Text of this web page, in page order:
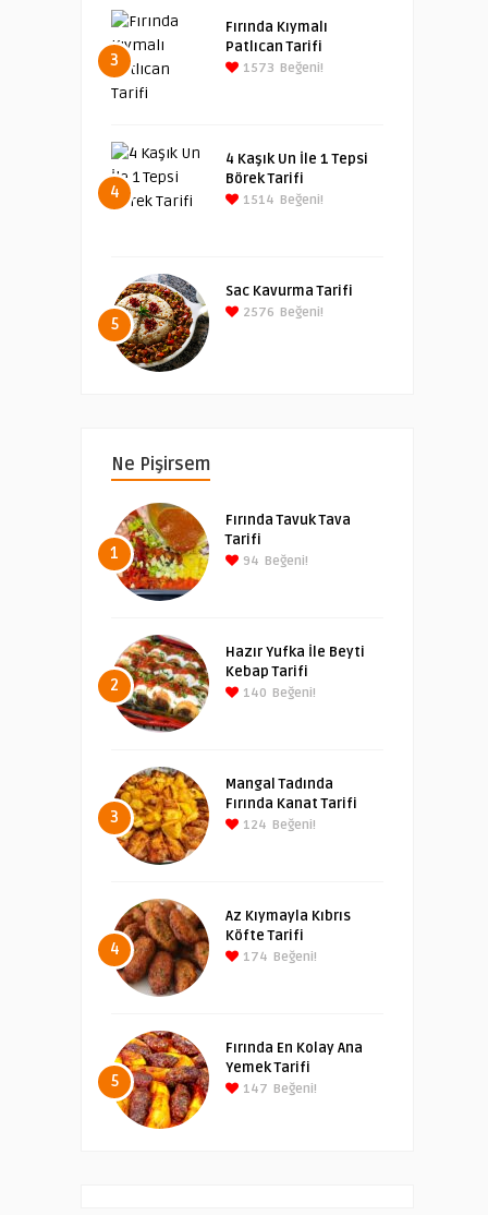
3
Fırında Kıymalı
Patlıcan Tarifi
1573 Beğeni!
4
4 Kaşık Un İle 1 Tepsi
Börek Tarifi
1514 Beğeni!
5
Sac Kavurma Tarifi
2576 Beğeni!
Ne Pişirsem
1
Fırında Tavuk Tava
Tarifi
94 Beğeni!
2
Hazır Yufka İle Beyti
Kebap Tarifi
140 Beğeni!
3
Mangal Tadında
Fırında Kanat Tarifi
124 Beğeni!
4
Az Kıymayla Kıbrıs
Köfte Tarifi
174 Beğeni!
5
Fırında En Kolay Ana
Yemek Tarifi
147 Beğeni!